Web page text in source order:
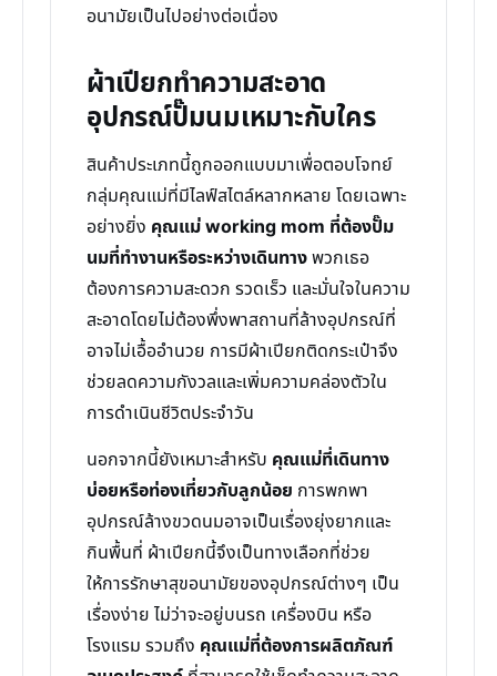
อนามัยเป็นไปอย่างต่อเนื่อง
ผ้าเปียกทำความสะอาด
อุปกรณ์ปั๊มนมเหมาะกับใคร
สินค้าประเภทนี้ถูกออกแบบมาเพื่อตอบโจทย์
กลุ่มคุณแม่ที่มีไลฟ์สไตล์หลากหลาย โดยเฉพาะ
อย่างยิ่ง คุณแม่ working mom ที่ต้องปั๊ม
นมที่ทำงานหรือระหว่างเดินทางพวกเธอ
ต้องการความสะดวก รวดเร็ว และมั่นใจในความ
สะอาดโดยไม่ต้องพึ่งพาสถานที่ล้างอุปกรณ์ที่
อาจไม่เอื้ออำนวย การมีผ้าเปียกติดกระเป๋าจึง
ช่วยลดความกังวลและเพิ่มความคล่องตัวใน
การดำเนินชีวิตประจำวัน
นอกจากนี้ยังเหมาะสำหรับ คุณแม่ที่เดินทาง
บ่อยหรือท่องเที่ยวกับลูกน้อย การพกพา
อุปกรณ์ล้างขวดนมอาจเป็นเรื่องยุ่งยากและ
กินพื้นที่ ผ้าเปียกนี้จึงเป็นทางเลือกที่ช่วย
ให้การรักษาสุขอนามัยของอุปกรณ์ต่างๆ เป็น
เรื่องง่าย ไม่ว่าจะอยู่บนรถ เครื่องบิน หรือ
โรงแรม รวมถึง คุณแม่ที่ต้องการผลิตภัณฑ์